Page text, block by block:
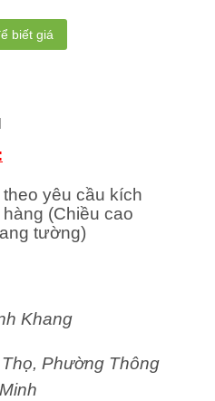
biết giá
yêu cầu kích
(Chiều cao
tường)
Khang
Phường Thông